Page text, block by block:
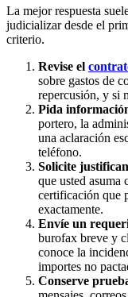
La mejor respuesta
judicializar desde el
criterio.
Revise el
sobre gastos de
repercusión, y si
Pida
portero, la
una aclaración
teléfono.
Solicite
que usted asuma
certificación que
exactamente.
Envíe un
burofax breve y
conoce la
importes no
Conserve